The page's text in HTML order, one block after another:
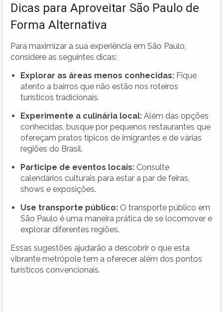
Dicas para Aproveitar São Paulo de
Forma Alternativa
Para maximizar a sua experiência em São Paulo,
considere as seguintes dicas:
Explorar as áreas menos conhecidas: Fique
atento a bairros que não estão nos roteiros
turísticos tradicionais.
Experimente a culinária local: Além das opções
conhecidas, busque por pequenos restaurantes que
ofereçam pratos típicos de imigrantes e de várias
regiões do Brasil.
Participe de eventos locais: Consulte
calendários culturais para estar a par de feiras,
shows e exposições.
Use transporte público: O transporte público em
São Paulo é uma maneira prática de se locomover e
explorar diferentes regiões.
Essas sugestões ajudarão a descobrir o que esta
vibrante metrópole tem a oferecer além dos pontos
turísticos convencionais.